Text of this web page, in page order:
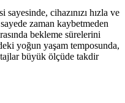
cihazınızı hızla ve
zaman kaybetmeden
bekleme sürelerini
yoğun yaşam temposunda,
büyük ölçüde takdir